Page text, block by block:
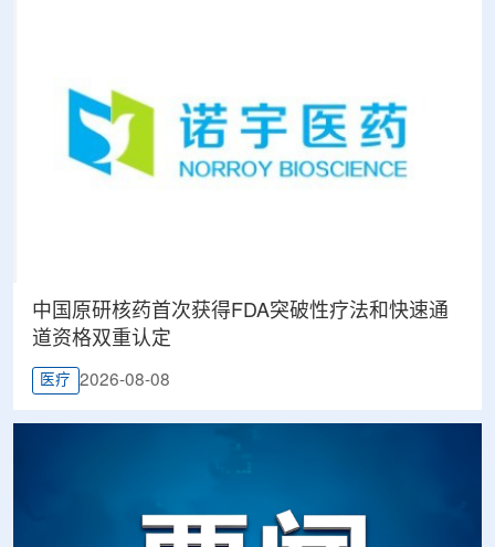
中国原研核药首次获得FDA突破性疗法和快速通
道资格双重认定
医疗 2026-08-08